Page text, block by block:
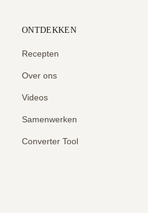
ONTDEKKEN
Recepten
Over ons
Videos
Samenwerken
Converter Tool